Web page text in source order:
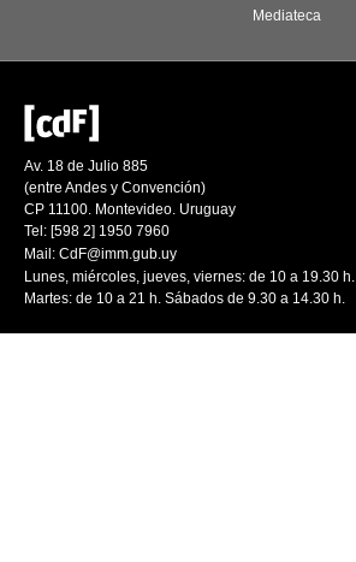
Mediateca
Av. 18 de Julio 885
(entre Andes y Convención)
CP 11100. Montevideo. Uruguay
Tel: [598 2] 1950 7960
Mail: CdF@imm.gub.uy
Lunes, miércoles, jueves, viernes: de 10 a 19.30 h.
Martes: de 10 a 21 h. Sábados de 9.30 a 14.30 h.